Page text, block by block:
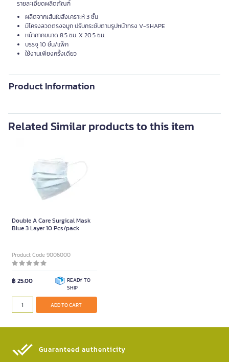
รายละเอียดผลิตภัณฑ์
ผลิตจากเส้นใยสังเคราะห์ 3 ชั้น
มีโครงลวดตรงจมูก ปรับกระชับตามรูปหน้าทรง V-SHAPE
หน้ากากขนาด 8.5 ซม. X 20.5 ซม.
บรรจุ 10 ชิ้น/แพ็ก
ใช้งานเพียงครั้งเดียว
Product Information
Related Similar products to this item
Double A Care Surgical Mask
Blue 3 Layer 10 Pcs/pack
Product Code 9006000
฿ 25.00
READY TO
SHIP
ADD TO CART
Guaranteed authenticity​